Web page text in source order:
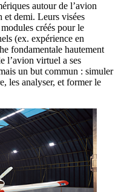
autour de l’avion
et demi. Leurs visées
créés pour le
(ex. expérience en
fondamentale hautement
l’avion virtuel a ses
un but commun : simuler
les analyser, et former le